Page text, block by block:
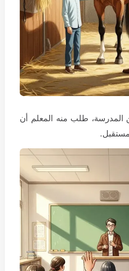
المدرسة، طلب منه المعلم أن